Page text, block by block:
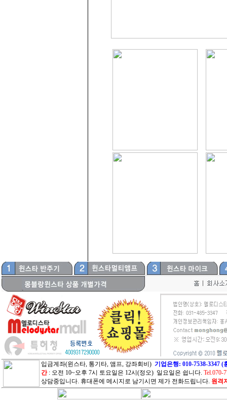
입금계좌(윈스타, 통기타, 앰프, 강좌회비) 기업은행: 010-7538-3347
간 : 오전 10~오후 7시 토요일은 12시(정오) 일요일은 쉽니다. Tel.070-
상담중입니다. 휴대폰에 메시지로 남기시면 제가 전화드립니다. 원격